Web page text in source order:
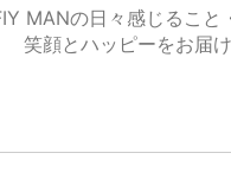
MANの日々感じること
笑顔とハッピーをお届